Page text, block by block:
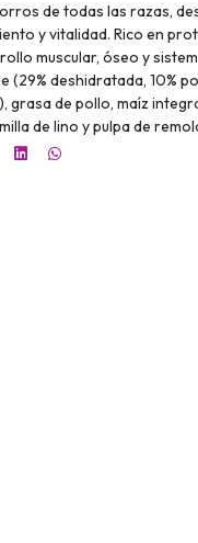
de todas las razas,
y vitalidad. Rico en
muscular, óseo y
(29% deshidratada, 10%
grasa de pollo, maíz
de lino y pulpa de